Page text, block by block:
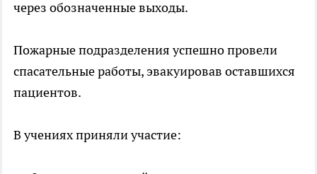
через обозначенные выходы.
Пожарные подразделения успешно провели
спасательные работы, эвакуировав оставшихся
пациентов.
В учениях приняли участие: